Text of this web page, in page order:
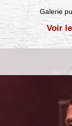
Galerie
Voir